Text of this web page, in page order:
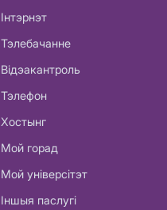
Інтэрнэт
Тэлебачанне
Відэакантроль
Тэлефон
Хостынг
Мой горад
Мой універсітэт
Іншыя паслугі